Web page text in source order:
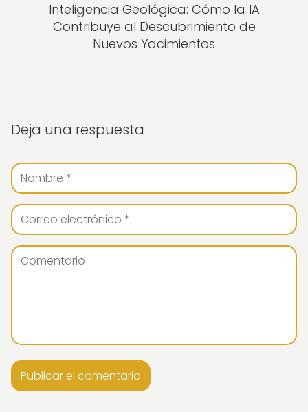
Inteligencia Geológica: Cómo la IA
Contribuye al Descubrimiento de
Nuevos Yacimientos
Deja una respuesta